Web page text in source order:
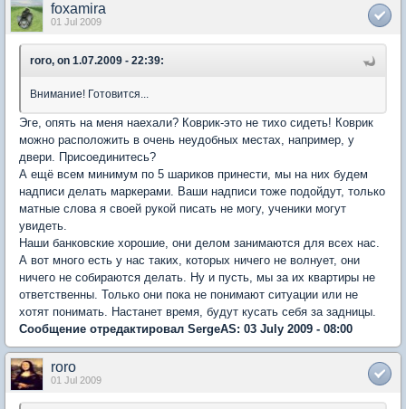
foxamira
01 Jul 2009
roro, on 1.07.2009 - 22:39:
Внимание! Готовится...
Эге, опять на меня наехали? Коврик-это не тихо сидеть! Коврик
можно расположить в очень неудобных местах, например, у
двери. Присоединитесь?
А ещё всем минимум по 5 шариков принести, мы на них будем
надписи делать маркерами. Ваши надписи тоже подойдут, только
матные слова я своей рукой писать не могу, ученики могут
увидеть.
Наши банковские хорошие, они делом занимаются для всех нас.
А вот много есть у нас таких, которых ничего не волнует, они
ничего не собираются делать. Ну и пусть, мы за их квартиры не
ответственны. Только они пока не понимают ситуации или не
хотят понимать. Настанет время, будут кусать себя за задницы.
Сообщение отредактировал SergeAS: 03 July 2009 - 08:00
roro
01 Jul 2009